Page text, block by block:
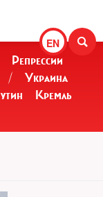
EN
Репрессии
/
Украина
Кремль